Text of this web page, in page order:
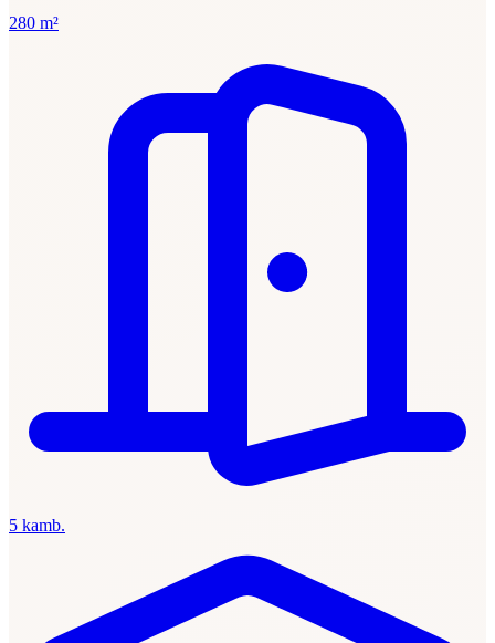
280 m²
5 kamb.